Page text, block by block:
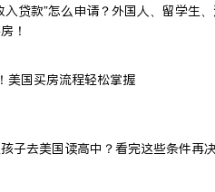
入贷款”怎么申请？外国人、留学生
！
美国买房流程轻松掌握
子去美国读高中？看完这些条件再